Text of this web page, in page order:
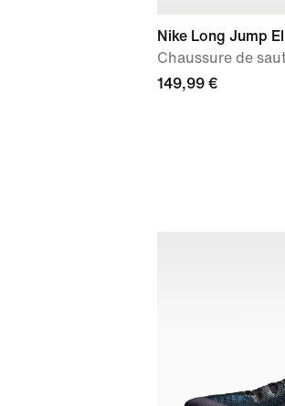
Nike Long Jump
Chaussure de
149,99 €